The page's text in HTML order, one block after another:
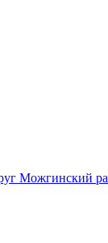
Можгинский